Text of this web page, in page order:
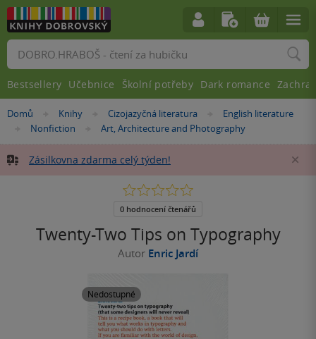
Nacházíte
Domů »Knihy »Cizojazyčná literatura »English literature
»
Nonfiction »Art, Architecture and Photography
Zásilkovna zdarma celý týden!
Twenty-Two Tips on Typography
Autor Enric Jardí
Nedostupné
0.0
5
0 hodnocení čtenářů
Vyhledávání
Bestsellery Učebnice Školní potřeby Dark romance